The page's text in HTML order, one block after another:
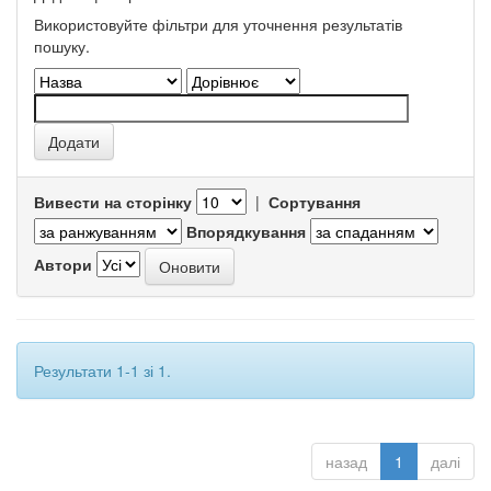
Використовуйте фільтри для уточнення результатів
пошуку.
Вивести на сторінку | Сортування
Впорядкування
Автори
Результати 1-1 зі 1.
назад 1 далі